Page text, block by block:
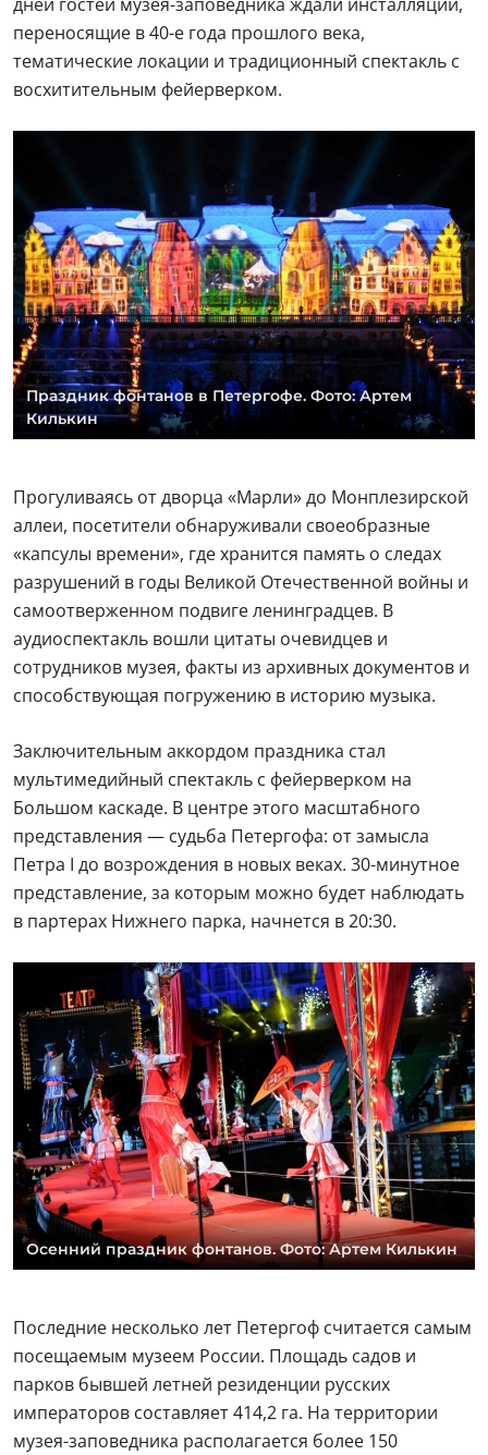
переносящие в 40-е года прошлого века,
тематические локации и традиционный спектакль с
восхитительным фейерверком.
Праздник фонтанов в Петергофе. Фото: Артем
Килькин
Прогуливаясь от дворца «Марли» до Монплезирской
аллеи, посетители обнаруживали своеобразные
«капсулы времени», где хранится память о следах
разрушений в годы Великой Отечественной войны и
самоотверженном подвиге ленинградцев. В
аудиоспектакль вошли цитаты очевидцев и
сотрудников музея, факты из архивных документов и
способствующая погружению в историю музыка.
Заключительным аккордом праздника стал
мультимедийный спектакль с фейерверком на
Большом каскаде. В центре этого масштабного
представления — судьба Петергофа: от замысла
Петра I до возрождения в новых веках. 30-минутное
представление, за которым можно будет наблюдать
в партерах Нижнего парка, начнется в 20:30.
Осенний праздник фонтанов. Фото: Артем Килькин
Последние несколько лет Петергоф считается самым
посещаемым музеем России. Площадь садов и
парков бывшей летней резиденции русских
императоров составляет 414,2 га. На территории
музея-заповедника располагается более 150